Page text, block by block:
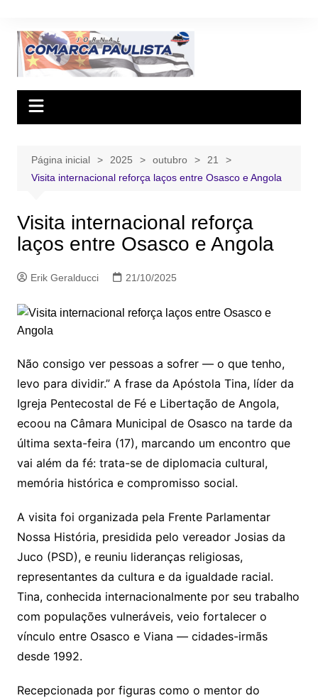
conteúdo
Página inicial 2025 outubro
21
Visita internacional reforça laços entre Osasco e Angola
Visita internacional reforça
laços entre Osasco e Angola
Erik Geralducci 21/10/2025
Não consigo ver pessoas a sofrer — o que tenho,
levo para dividir.” A frase da Apóstola Tina, líder da
Igreja Pentecostal de Fé e Libertação de Angola,
ecoou na Câmara Municipal de Osasco na tarde da
última sexta-feira (17), marcando um encontro que
vai além da fé: trata-se de diplomacia cultural,
memória histórica e compromisso social.
A visita foi organizada pela Frente Parlamentar
Nossa História, presidida pelo vereador Josias da
Juco (PSD), e reuniu lideranças religiosas,
representantes da cultura e da igualdade racial.
Tina, conhecida internacionalmente por seu trabalho
com populações vulneráveis, veio fortalecer o
vínculo entre Osasco e Viana — cidades-irmãs
desde 1992.
Recepcionada por figuras como o mentor do